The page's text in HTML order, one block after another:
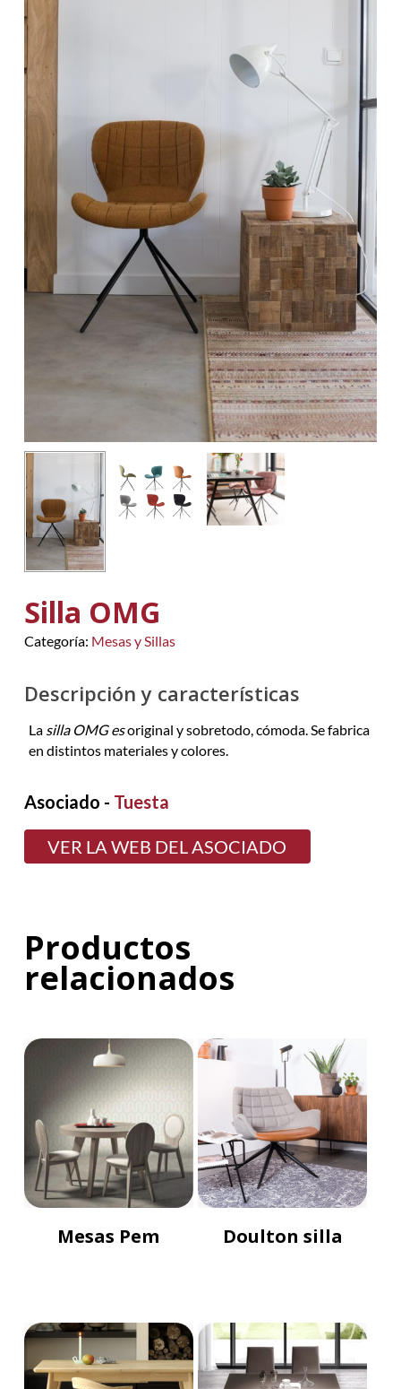
Silla OMG
Categoría: Mesas y Sillas
Descripción y características
La silla OMG esoriginal y sobretodo, cómoda. Se fabrica
en distintos materiales y colores.
Asociado - Tuesta
VER LA WEB DEL ASOCIADO
Productos
relacionados
Mesas Pem Doulton silla